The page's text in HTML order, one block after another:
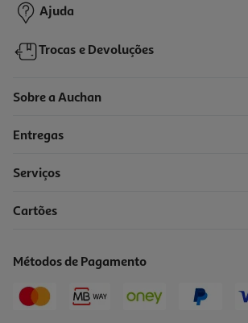
-10%
18,80 € PVP de editor
Ajuda
Trocas e Devoluções
Sobre a Auchan
Entregas
Serviços
Cartões
Métodos de Pagamento